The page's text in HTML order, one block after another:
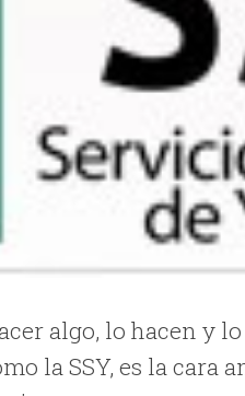
algo, lo hacen y
la SSY, es la cara